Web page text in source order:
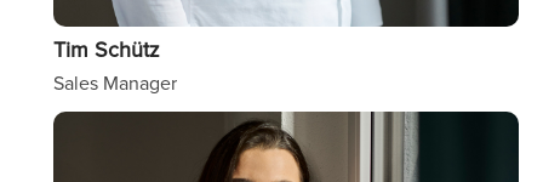
Tim Schütz
Sales Manager
Image